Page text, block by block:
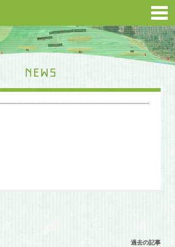
過去の記事